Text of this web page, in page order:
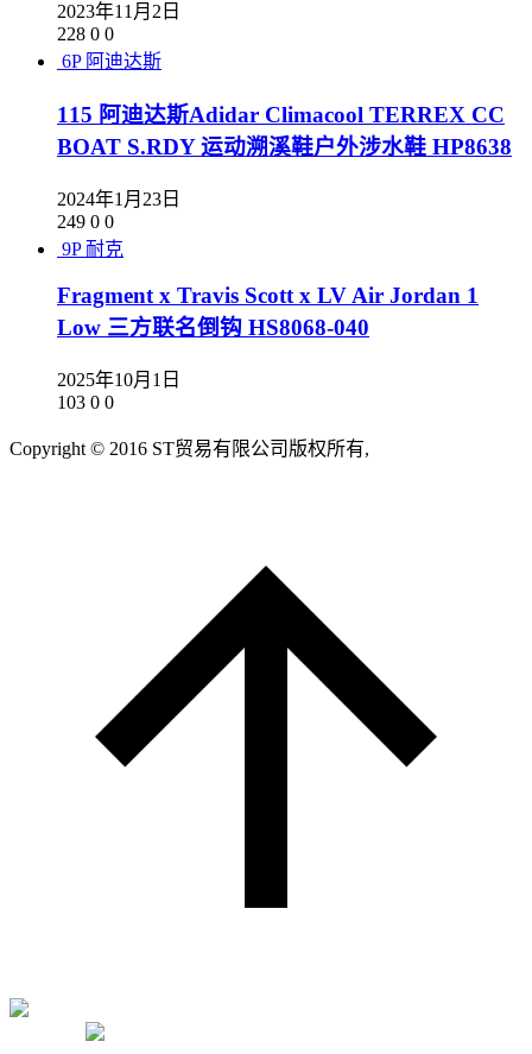
2023年11月2日
228 0 0
6P 阿迪达斯
115 阿迪达斯Adidar Climacool TERREX CC
BOAT S.RDY 运动溯溪鞋户外涉水鞋 HP8638
2024年1月23日
249 0 0
9P 耐克
Fragment x Travis Scott x LV Air Jordan 1
Low 三方联名倒钩 HS8068-040
2025年10月1日
103 0 0
Copyright © 2016 ST贸易有限公司版权所有,